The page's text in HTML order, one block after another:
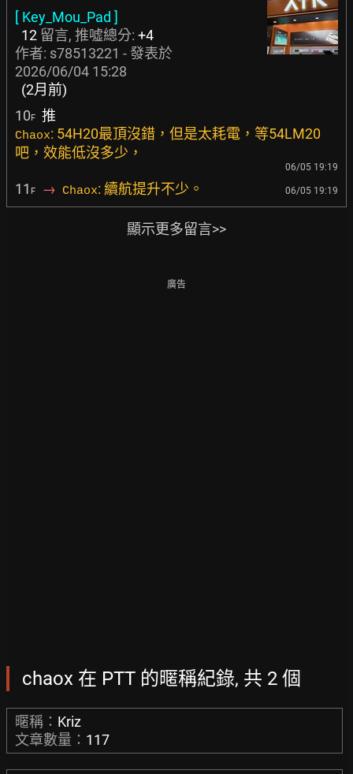
[ Key_Mou_Pad ]
12 留言, 推噓總分: +4
作者: s78513221 - 發表於
2026/06/04 15:28
(2月前)
10F 推
Chaox: 54H20最頂沒錯，但是太耗電，等54LM20
吧，效能低沒多少，
06/05 19:19
11 F → Chaox: 續航提升不少。 06/05 19:19
顯示更多留言>>
廣告
chaox 在 PTT 的暱稱紀錄, 共 2 個
暱稱： Kriz
文章數量： 117